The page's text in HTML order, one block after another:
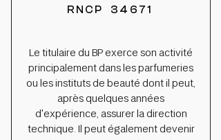
RNCP 34671
Le titulaire du BP exerce son activité
principalement dans les parfumeries
ou les instituts de beauté dont il peut,
après quelques années
d'expérience, assurer la direction
technique. Il peut également devenir